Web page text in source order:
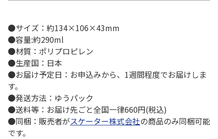
●サイズ：約134×106×43mm
●容量:約290ml
●材質：ポリプロピレン
●生産国：日本
●お届け予定日：お申込みから、1週間程度でお届けしま
す。
●発送方法：ゆうパック
●送料等：お届け先ごと全国一律660円(税込)
●同梱：販売者がスケーター株式会社の商品のみ同梱可能
です。